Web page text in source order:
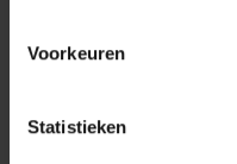
Voorkeuren
Statistieken
Of heb je
gerust